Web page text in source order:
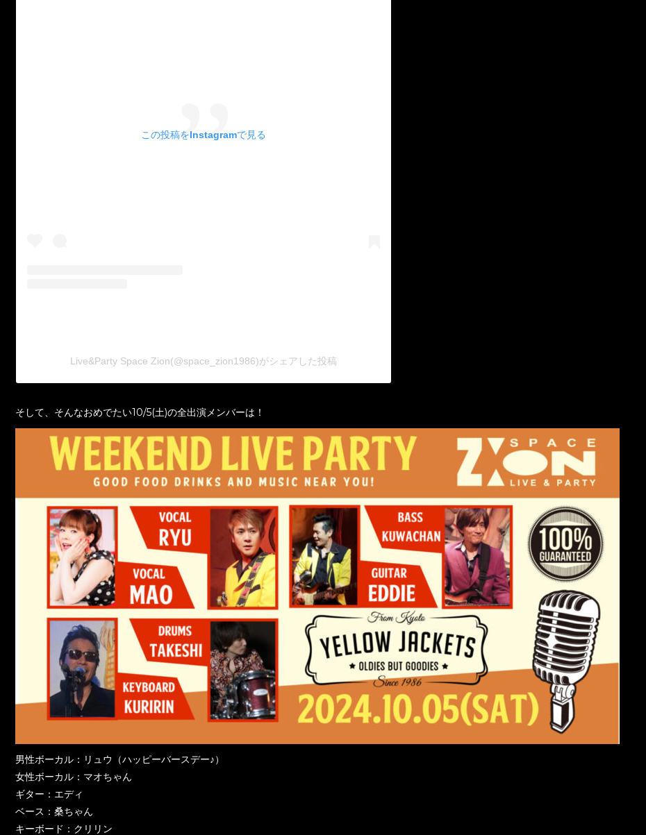
この投稿をInstagramで見る
Live&Party Space Zion(@space_zion1986)がシェアした投稿
そして、そんなおめでたい10/5(土)の全出演メンバーは！
男性ボーカル：リュウ（ハッピーバースデー♪）
女性ボーカル：マオちゃん
ギター：エディ
ベース：桑ちゃん
キーボード：クリリン